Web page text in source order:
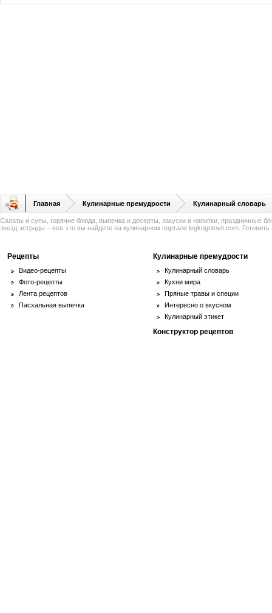
Главная Кулинарные премудрости Кулинарный словарь
Салаты и супы, горячие блюда, выпечка и десерты, закуски и напитки, праздничные
звезд эстрады – все это вы найдете на кулинарном портале legkogotovit.com. Готовить
Рецепты
Видео-рецепты
Фото-рецепты
Лента рецептов
Пасхальная выпечка
Кулинарные премудрости
Кулинарный словарь
Кухни мира
Пряные травы и специи
Интересно о вкусном
Кулинарный этикет
Конструктор рецептов